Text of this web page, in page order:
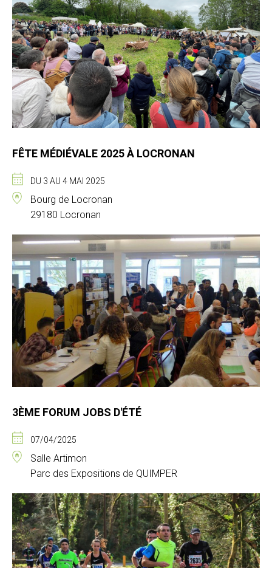
FÊTE MÉDIÉVALE 2025 À LOCRONAN
DU 3 AU 4 MAI 2025
Bourg de Locronan
29180 Locronan
3ÈME FORUM JOBS D'ÉTÉ
07/04/2025
Salle Artimon
Parc des Expositions de QUIMPER